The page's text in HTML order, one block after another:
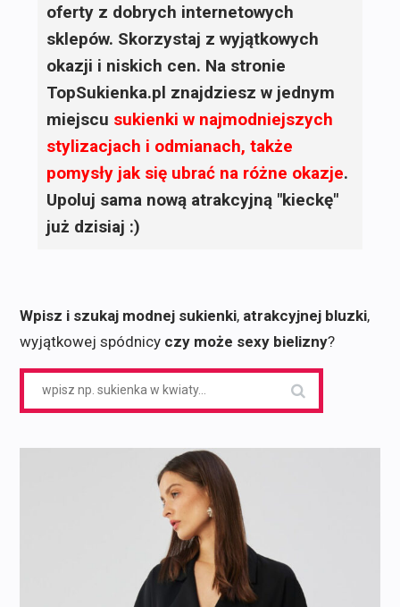
oferty z dobrych internetowych
sklepów. Skorzystaj z wyjątkowych
okazji i niskich cen. Na stronie
TopSukienka.pl znajdziesz w jednym
miejscu sukienki w najmodniejszych
stylizacjach i odmianach, także
pomysły jak się ubrać na różne okazje.
Upoluj sama nową atrakcyjną "kieckę"
już dzisiaj :)
Wpisz i szukaj modnej sukienki, atrakcyjnej bluzki,
wyjątkowej spódnicy czy może sexy bielizny?